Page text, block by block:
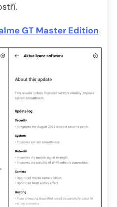
GT Master Edition